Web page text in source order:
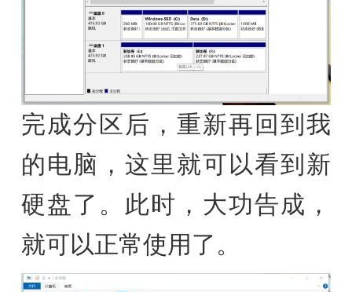
完成分区后，重新再回到我
的电脑，这里就可以看到新
硬盘了。此时，大功告成，
就可以正常使用了。